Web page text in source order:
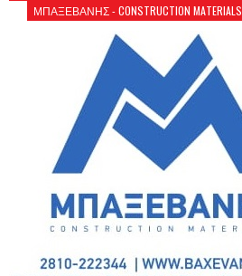
ΜΠΑΞΕΒΑΝΗΣ - CONSTRUCTION MATERIALS